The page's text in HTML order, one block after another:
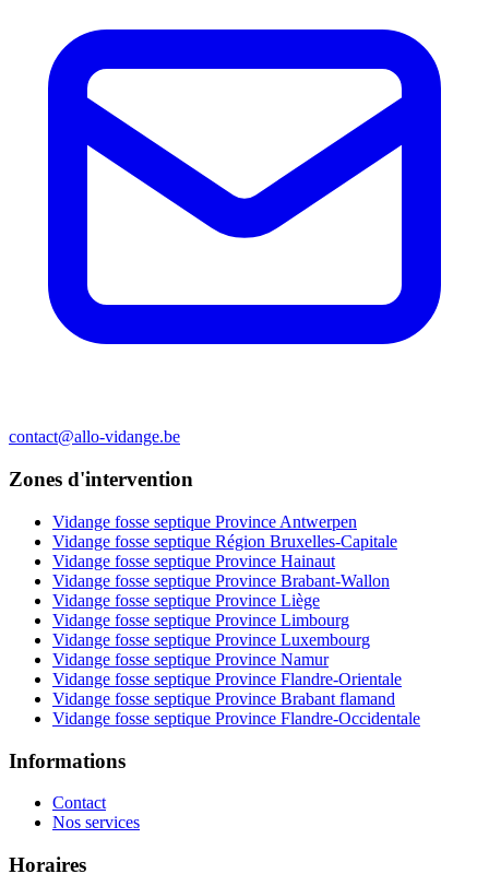
contact@allo-vidange.be
Zones d'intervention
Vidange fosse septique Province Antwerpen
Vidange fosse septique Région Bruxelles-Capitale
Vidange fosse septique Province Hainaut
Vidange fosse septique Province Brabant-Wallon
Vidange fosse septique Province Liège
Vidange fosse septique Province Limbourg
Vidange fosse septique Province Luxembourg
Vidange fosse septique Province Namur
Vidange fosse septique Province Flandre-Orientale
Vidange fosse septique Province Brabant flamand
Vidange fosse septique Province Flandre-Occidentale
Informations
Contact
Nos services
Horaires